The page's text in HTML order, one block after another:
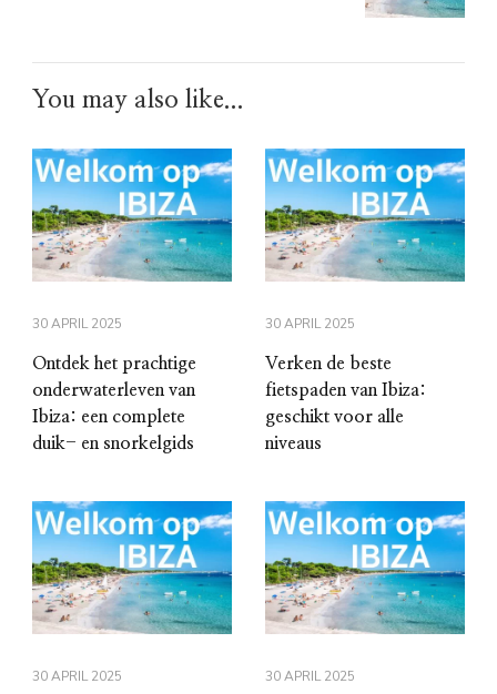
You may also like...
30 APRIL 2025
Ontdek het prachtige
onderwaterleven van
Ibiza: een complete
duik- en snorkelgids
30 APRIL 2025
Verken de beste
fietspaden van Ibiza:
geschikt voor alle
niveaus
30 APRIL 2025 30 APRIL 2025